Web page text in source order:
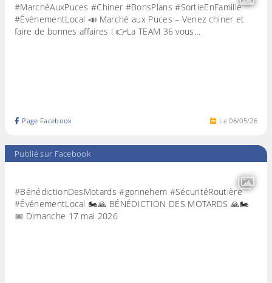
#MarchéAuxPuces #Chiner #BonsPlans #SortieEnFamille
#ÉvénementLocal 📣 Marché aux Puces – Venez chiner et
faire de bonnes affaires ! 👉La TEAM 36 vous…
Le06/05/26
Page Facebook
Publié sur Facebook
#BénédictionDesMotards #gonnehem #SécuritéRoutière
#ÉvénementLocal 🏍️🙏 BÉNÉDICTION DES MOTARDS 🙏🏍️
📅 Dimanche 17 mai 2026